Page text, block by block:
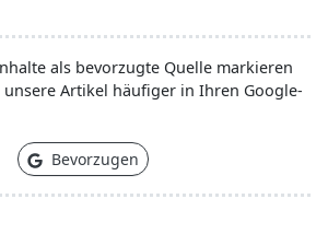
als bevorzugte Quelle markieren
Artikel häufiger in Ihren Google-
Bevorzugen